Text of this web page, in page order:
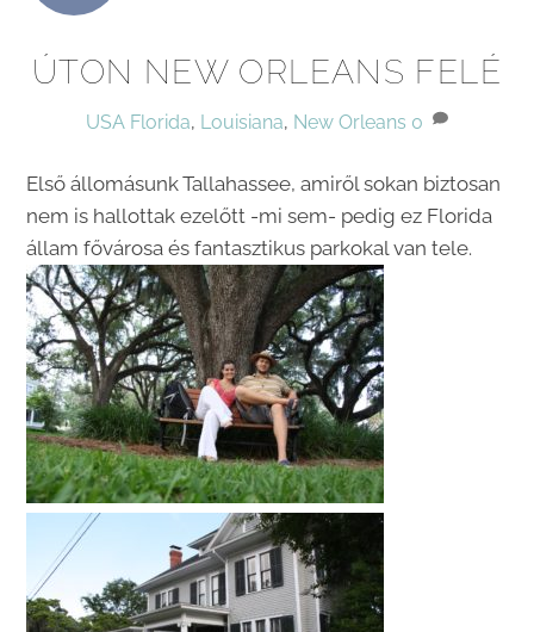
ÚTON NEW ORLEANS FELÉ
USA Florida, Louisiana, New Orleans 0
Első állomásunk Tallahassee, amiről sokan biztosan
nem is hallottak ezelőtt -mi sem- pedig ez Florida
állam fővárosa és fantasztikus parkokal van tele.